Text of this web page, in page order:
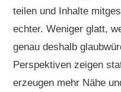
teilen und Inhalte
echter. Weniger glatt,
genau deshalb
Perspektiven zeigen
erzeugen mehr Nähe